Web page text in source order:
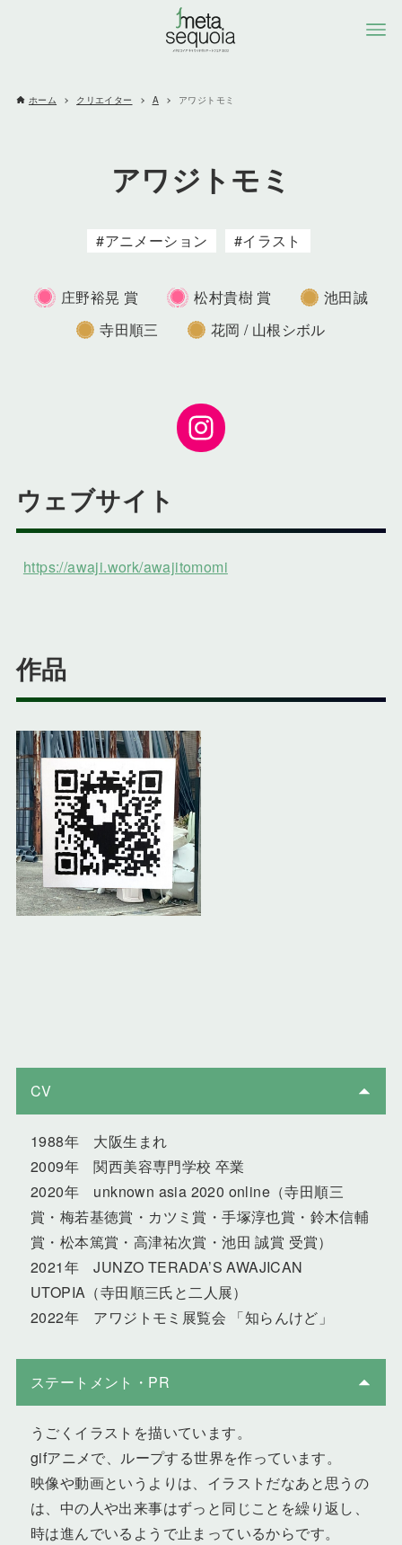
ホーム クリエイター A アワジトモミ
アワジトモミ
アニメーション イラスト
庄野裕晃 賞 松村貴樹 賞
池田誠
寺田順三
花岡 / 山根シボル
Instagram
ウェブサイト
https://awaji.work/awajitomomi
作品
CV
1988年 大阪生まれ
2009年 関西美容専門学校 卒業
2020年 unknown asia 2020 online（寺田順三
賞・梅若基徳賞・カツミ賞・手塚淳也賞・鈴木信輔
賞・松本篤賞・高津祐次賞・池田 誠賞 受賞）
2021年 JUNZO TERADA’S AWAJICAN
UTOPIA（寺田順三氏と二人展）
2022年 アワジトモミ展覧会 「知らんけど」
ステートメント・PR
うごくイラストを描いています。
gifアニメで、ループする世界を作っています。
映像や動画というよりは、イラストだなあと思うの
は、中の人や出来事はずっと同じことを繰り返し、
時は進んでいるようで止まっているからです。